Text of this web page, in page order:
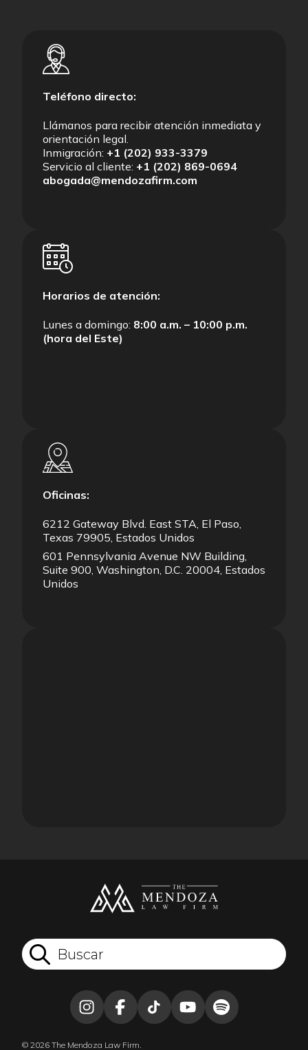
Teléfono directo:
Llámanos para recibir atención inmediata y
orientación legal.
Inmigración: +1 (202) 933-3379
Servicio al cliente: +1 (202) 869-0694
abogada@mendozafirm.com
Horarios de atención:
Lunes a domingo: 8:00 a.m. – 10:00 p.m.
(hora del Este)
Oficinas:
6212 Gateway Blvd. East STA, El Paso,
Texas 79905, Estados Unidos
601 Pennsylvania Avenue NW Building,
Suite 900, Washington, D.C. 20004, Estados
Unidos
© 2026 The Mendoza Law Firm.